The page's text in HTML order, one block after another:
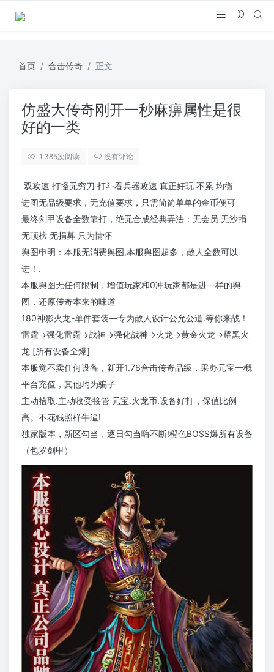
首页 合击传奇 正文
仿盛大传奇刚开一秒麻痹属性是很
好的一类
1,385次阅读 没有评论
双攻速 打怪无穷刀 打斗看兵器攻速 真正好玩 不累 均衡
进图无品级要求，无充值要求，只需简简单单的金币便可
最终剑甲设备全数靠打，绝无合成经典弄法：无会员 无沙捐
无顶榜 无捐募 只为情怀
舆图申明：本服无消费舆图,本服舆图超多，散人全数可以
进！.
本服舆图无任何限制，增值玩家和0冲玩家都是进一样的舆
图，还原传奇本来的味道
180神影火龙-单件套装—专为散人设计公允公道.等你来战！
雷霆→强化雷霆→战神→强化战神→火龙→黄金火龙→耀黑火
龙 [所有设备全爆]
本服觉不卖任何设备，新开1.76合击传奇品级，采办元宝一概
平台充值，其他均为骗子
主动拾取.主动收受接管 元宝.火龙币.设备好打，保值比例
高。不花钱照样牛逼!
独家版本，新区勾当，逐日勾当嗨不断!橙色BOSS爆所有设备
（包罗剑甲）